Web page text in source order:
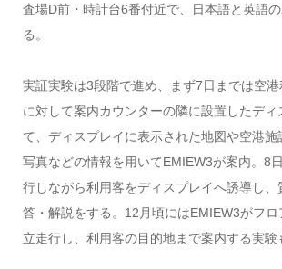
査場D前・時計台6番付近で、日本語と英語
る。
実証実験は3段階で進め、まず7日までは空
に対して案内カウンターの隣に設置したディ
て、ディスプレイに表示された地図や空港
写真などの情報を用いてEMIEW3が案内。8
行しながら利用客をディスプレイへ誘導し、
答・解説をする。12月頃にはEMIEW3がフロ
立走行し、利用客の目的地まで案内する実験